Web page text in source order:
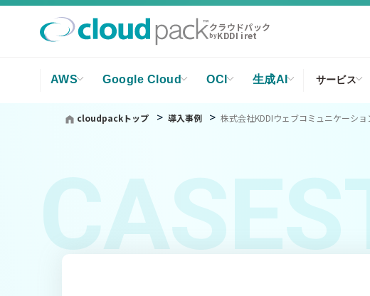
クラウドパック
byKDDI iret
AWS Google Cloud OCI 生成AI サービス
cloudpackトップ 導入事例 株式会社KDDIウェブコミュニケーシ